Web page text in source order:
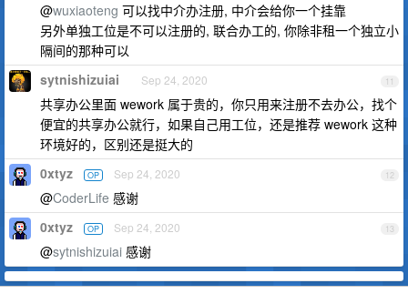
@wuxiaoteng 可以找中介办注册, 中介会给你一个挂靠
另外单独工位是不可以注册的, 联合办工的, 你除非租一个独立小
隔间的那种可以
11
sytnishizuiai Sep 24, 2020
共享办公里面 wework 属于贵的，你只用来注册不去办公，找个
便宜的共享办公就行，如果自己用工位，还是推荐 wework 这种
环境好的，区别还是挺大的
12
0xtyz OP Sep 24, 2020
@CoderLife 感谢
13
0xtyz OP Sep 24, 2020
@sytnishizuiai 感谢